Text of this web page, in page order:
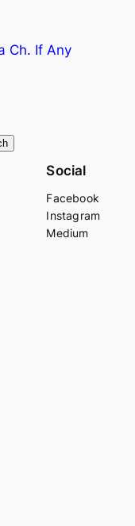
Ch. If Any
Social
Facebook
Instagram
Medium